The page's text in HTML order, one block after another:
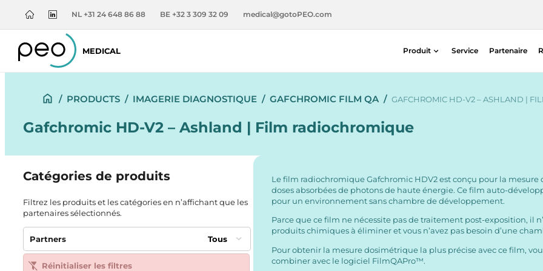
NL +31 24 648 86 88 BE +32 3 309 32 09 medical@gotoPEO.com
MEDICAL Produit
Imagerie diagnostique
Service Partenaire
/ PRODUCTS / IMAGERIE DIAGNOSTIQUE / GAFCHROMIC FILM QA / GAFCHROMIC HD-V2 – ASHLAND |
Gafchromic HD-V2 – Ashland | Film radiochromique
Catégories de produits
Filtrez les produits et les catégories en n’affichant que les
partenaires sélectionnés.
Partners Tous
Réinitialiser les filtres
Le film radiochromique Gafchromic HDV2 est conçu pour la
doses absorbées de photons de haute énergie. Ce film auto-
pour un environnement sans chambre de développement.
Parce que ce film ne nécessite pas de traitement post-exposition, il
produits chimiques à éliminer et vous n’avez pas besoin d’une
Pour obtenir la mesure dosimétrique la plus précise avec ce film,
combiner avec le logiciel FilmQAPro™.